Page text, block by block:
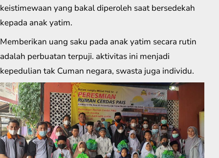
keistimewaan yang bakal diperoleh saat bersedekah
kepada anak yatim.
Memberikan uang saku pada anak yatim secara rutin
adalah perbuatan terpuji. aktivitas ini menjadi
kepedulian tak Cuman negara, swasta juga individu.